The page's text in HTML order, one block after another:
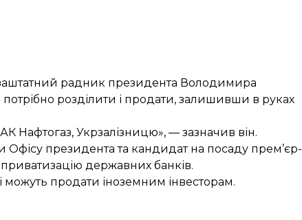
радник президента Володимира
розділити і продати, залишивши в руках
Нафтогаз, Укрзалізницю», — зазначив він.
Офісу президента та кандидат на посаду прем’єр-
приватизацію державних банків.
можуть продати іноземним інвесторам.